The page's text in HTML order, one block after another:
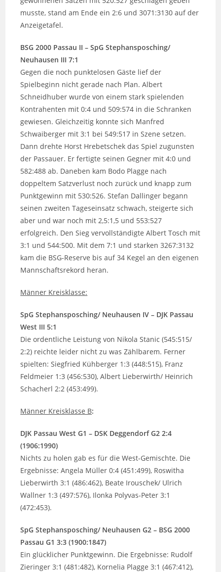
musste, stand am Ende ein 2:6 und 3071:3130 auf der
Anzeigetafel.
BSG 2000 Passau II – SpG Stephansposching/
Neuhausen III 7:1
Gegen die noch punktelosen Gäste lief der
Spielbeginn nicht gerade nach Plan. Albert
Schneidhuber wurde von einem stark spielenden
Kontrahenten mit 0:4 und 509:574 in die Schranken
gewiesen. Gleichzeitig konnte sich Manfred
Schwaiberger mit 3:1 bei 549:517 in Szene setzen.
Dann drehte Horst Hrebetschek das Spiel zugunsten
der Passauer. Er fertigte seinen Gegner mit 4:0 und
582:488 ab. Daneben kam Bodo Plagge nach
doppeltem Satzverlust noch zurück und knapp zum
Punktgewinn mit 530:526. Stefan Dallinger begann
seinen zweiten Tageseinsatz schwach, steigerte sich
aber und war noch mit 2,5:1,5 und 553:527
erfolgreich. Den Sieg vervollständigte Albert Tosch mit
3:1 und 544:500. Mit dem 7:1 und starken 3267:3132
kam die BSG-Reserve bis auf 34 Kegel an den eigenen
Mannschaftsrekord heran.
Männer Kreisklasse:
SpG Stephansposching/ Neuhausen IV – DJK Passau
West III 5:1
Die ordentliche Leistung von Nikola Stanic (545:515/
2:2) reichte leider nicht zu was Zählbarem. Ferner
spielten: Siegfried Kühberger 1:3 (448:515), Franz
Feldmeier 1:3 (456:530), Albert Lieberwirth/ Heinrich
Schacherl 2:2 (453:499).
Männer Kreisklasse B:
DJK Passau West G1 – DSK Deggendorf G2 2:4
(1906:1990)
Nichts zu holen gab es für die West-Gemischte. Die
Ergebnisse: Angela Müller 0:4 (451:499), Roswitha
Lieberwirth 3:1 (486:462), Beate Irouschek/ Ulrich
Wallner 1:3 (497:576), Ilonka Polyvas-Peter 3:1
(472:453).
SpG Stephansposching/ Neuhausen G2 – BSG 2000
Passau G1 3:3 (1900:1847)
Ein glücklicher Punktgewinn. Die Ergebnisse: Rudolf
Zieringer 3:1 (481:482), Kornelia Plagge 3:1 (467:412),